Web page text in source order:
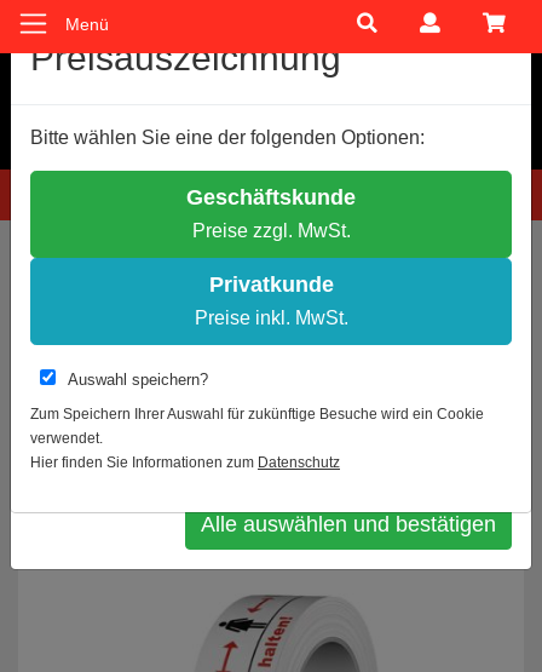
Hotline: 0781 9399888-60
Menü
Sie sind hier: Nach Lieferant
Bitte Abstand halten - Warnband /
Klebeband
Cookie-Einstellungen
Wir verwenden Cookies, um Ihnen ein optimales
Einige Cookies sind technisch notwendig, andere dienen zu
anonymen Statistikzwecken.
Entscheiden Sie bitte selbst, welche Cookies Sie akzeptieren.
Notwendige Cookies erlauben
Weitere Infos
Datenschutz Impressum
Auswahl bestätigen
Alle auswählen und bestätigen
Preisauszeichnung
Bitte wählen Sie eine der folgenden Optionen:
Geschäftskunde
Preise zzgl. MwSt.
Privatkunde
Preise inkl. MwSt.
Auswahl speichern?
Zum Speichern Ihrer Auswahl für zukünftige Besuche wird ein Cookie
verwendet.
Hier finden Sie Informationen zum Datenschutz